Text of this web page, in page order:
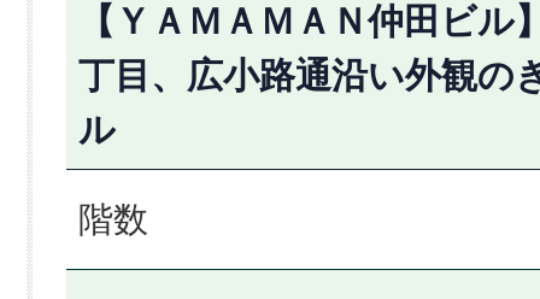
【ＹＡＭＡＭＡＮ仲田ビ
丁目、広小路通沿い外観の
ル
階数